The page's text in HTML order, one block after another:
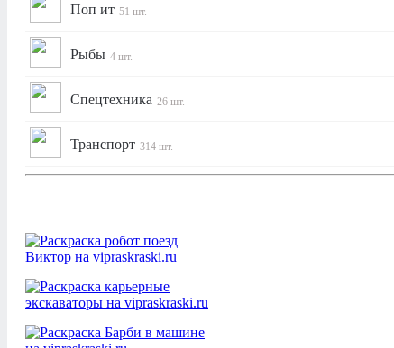
Поп ит 51 шт.
Рыбы 4 шт.
Спецтехника 26 шт.
Транспорт 314 шт.